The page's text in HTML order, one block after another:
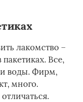
лакомство –
Все,
воды. Фирм,
много.